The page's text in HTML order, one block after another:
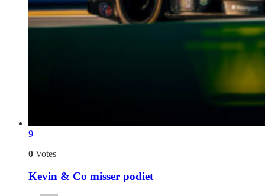
9
0 Votes
Kevin & Co misser podiet